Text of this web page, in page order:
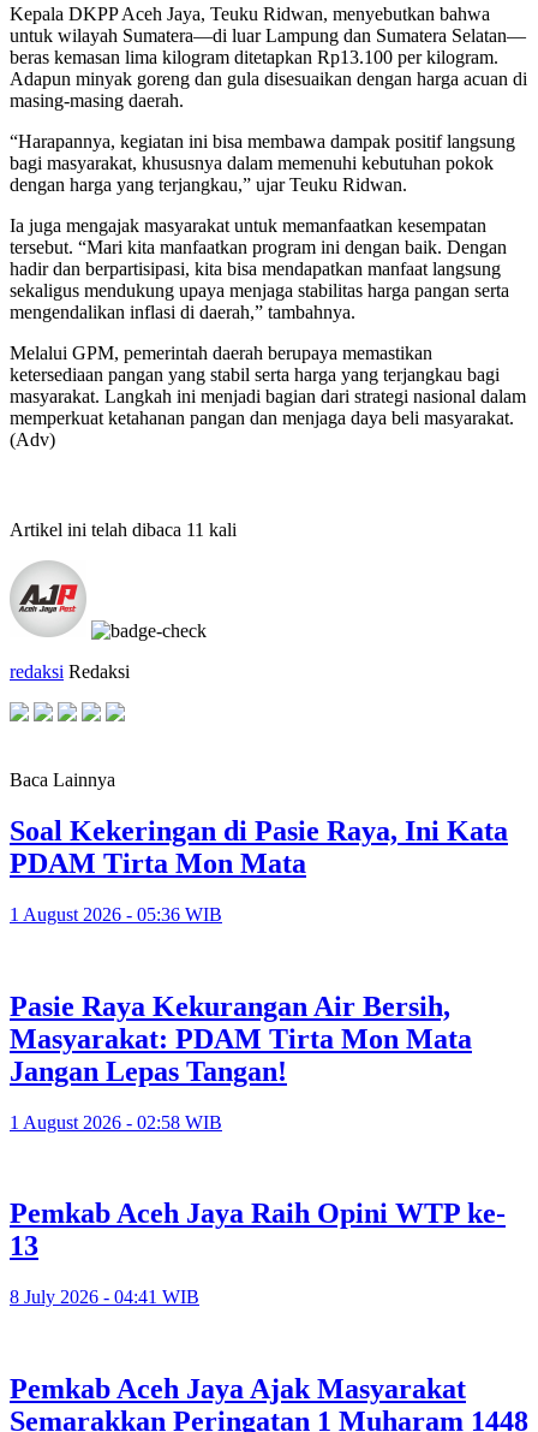
Kepala DKPP Aceh Jaya, Teuku Ridwan, menyebutkan bahwa
untuk wilayah Sumatera—di luar Lampung dan Sumatera Selatan—
beras kemasan lima kilogram ditetapkan Rp13.100 per kilogram.
Adapun minyak goreng dan gula disesuaikan dengan harga acuan di
masing-masing daerah.
“Harapannya, kegiatan ini bisa membawa dampak positif langsung
bagi masyarakat, khususnya dalam memenuhi kebutuhan pokok
dengan harga yang terjangkau,” ujar Teuku Ridwan.
Ia juga mengajak masyarakat untuk memanfaatkan kesempatan
tersebut. “Mari kita manfaatkan program ini dengan baik. Dengan
hadir dan berpartisipasi, kita bisa mendapatkan manfaat langsung
sekaligus mendukung upaya menjaga stabilitas harga pangan serta
mengendalikan inflasi di daerah,” tambahnya.
Melalui GPM, pemerintah daerah berupaya memastikan
ketersediaan pangan yang stabil serta harga yang terjangkau bagi
masyarakat. Langkah ini menjadi bagian dari strategi nasional dalam
memperkuat ketahanan pangan dan menjaga daya beli masyarakat.
(Adv)
Artikel ini telah dibaca 11 kali
redaksi Redaksi
Baca Lainnya
Soal Kekeringan di Pasie Raya, Ini Kata
PDAM Tirta Mon Mata
1 August 2026 - 05:36 WIB
Pasie Raya Kekurangan Air Bersih,
Masyarakat: PDAM Tirta Mon Mata
Jangan Lepas Tangan!
1 August 2026 - 02:58 WIB
Pemkab Aceh Jaya Raih Opini WTP ke-
13
8 July 2026 - 04:41 WIB
Pemkab Aceh Jaya Ajak Masyarakat
Semarakkan Peringatan 1 Muharam 1448